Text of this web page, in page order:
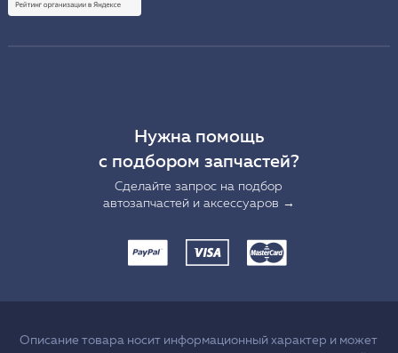
Нужна помощь
с подбором запчастей?
Сделайте запрос на подбор
автозапчастей и аксессуаров →
Описание товара носит информационный характер и может